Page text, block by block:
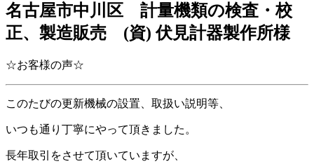
名古屋市中川区 計量機類の検査・校
正、製造販売 (資) 伏見計器製作所様
☆お客様の声☆
このたびの更新機械の設置、取扱い説明等、
いつも通り丁寧にやって頂きました。
長年取引をさせて頂いていますが、